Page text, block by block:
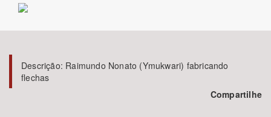
Subtema
Descrição: Raimundo Nonato (Ymukwari) fabricando
flechas
Compartilhe